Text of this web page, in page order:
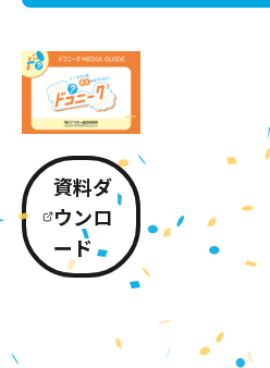
資料ダ
ウンロ
ード